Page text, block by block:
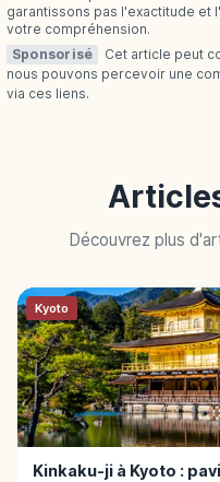
garantissons pas l'exactitude et
votre compréhension.
Sponsorisé
Cet article peut
nous pouvons percevoir une
via ces liens.
Découvrez plus
Kyoto
Kinkaku-ji à Kyoto :